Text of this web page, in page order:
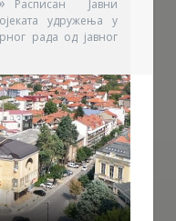
Расписан Јавни
удружења у
рада од јавног